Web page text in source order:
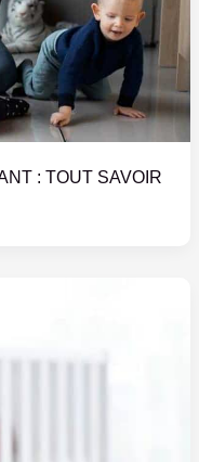
: TOUT SAVOIR